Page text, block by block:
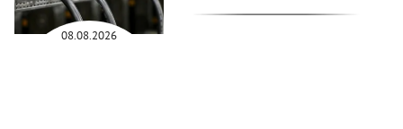
08.08.2026